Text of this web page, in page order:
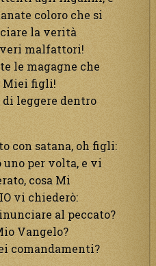
coloro che si
la verità
malfattori!
le magagne che
Miei figli!
di leggere dentro
con satana, oh figli:
per volta, e vi
cosa Mi
vi chiederò:
al peccato?
Vangelo?
comandamenti?